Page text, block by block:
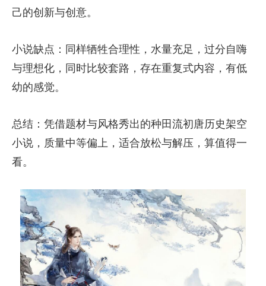
己的创新与创意。
小说缺点：同样牺牲合理性，水量充足，过分自嗨
与理想化，同时比较套路，存在重复式内容，有低
幼的感觉。
总结：凭借题材与风格秀出的种田流初唐历史架空
小说，质量中等偏上，适合放松与解压，算值得一
看。